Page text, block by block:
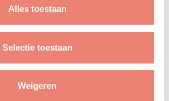
Alles toestaan
Selectie toestaan
Weigeren